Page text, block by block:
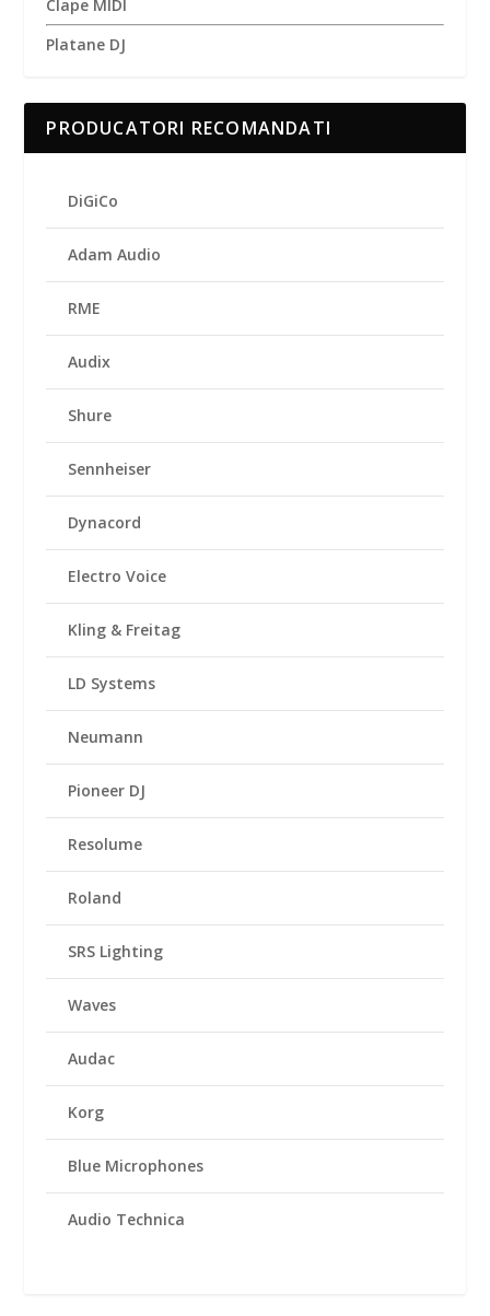
Clape MIDI
Platane DJ
PRODUCATORI RECOMANDATI
DiGiCo
Adam Audio
RME
Audix
Shure
Sennheiser
Dynacord
Electro Voice
Kling & Freitag
LD Systems
Neumann
Pioneer DJ
Resolume
Roland
SRS Lighting
Waves
Audac
Korg
Blue Microphones
Audio Technica